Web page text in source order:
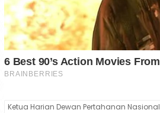
Ketua Harian Dewan Pertahanan Nasional